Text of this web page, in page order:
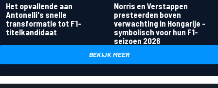
Het opvallende aan
Antonelli's snelle
transformatie tot F1-
titelkandidaat
Norris en Verstappen
presteerden boven
verwachting in Hongarije -
symbolisch voor hun F1-
seizoen 2026
BEKIJK MEER